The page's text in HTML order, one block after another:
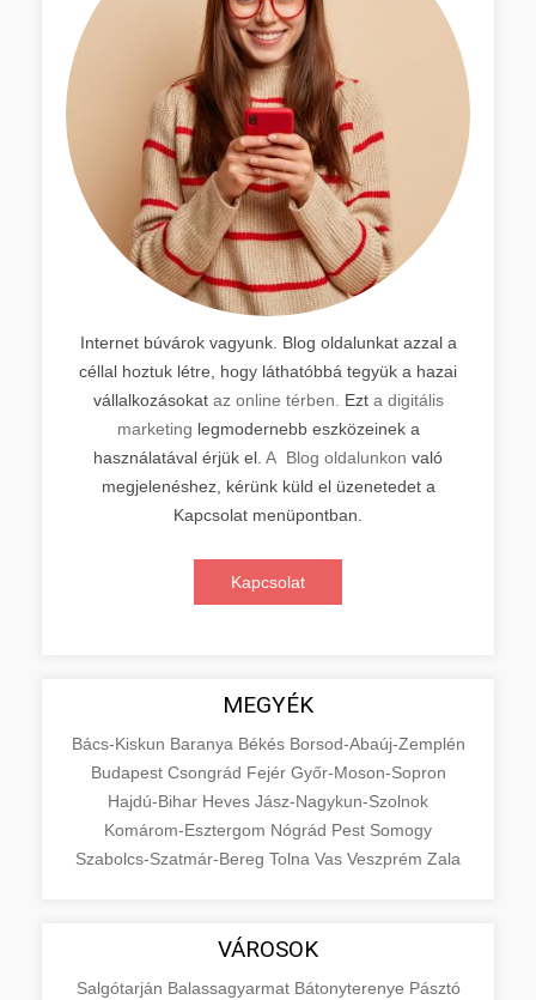
Internet búvárok vagyunk. Blog oldalunkat azzal a
céllal hoztuk létre, hogy láthatóbbá tegyük a hazai
vállalkozásokat az online térben. Ezt a digitális
marketing legmodernebb eszközeinek a
használatával érjük el. A Blog oldalunkon való
megjelenéshez, kérünk küld el üzenetedet a
Kapcsolat menüpontban.
Kapcsolat
MEGYÉK
Bács-Kiskun Baranya Békés Borsod-Abaúj-Zemplén
Budapest Csongrád Fejér Győr-Moson-Sopron
Hajdú-Bihar Heves Jász-Nagykun-Szolnok
Komárom-Esztergom Nógrád Pest Somogy
Szabolcs-Szatmár-Bereg Tolna Vas Veszprém Zala
VÁROSOK
Salgótarján Balassagyarmat Bátonyterenye Pásztó